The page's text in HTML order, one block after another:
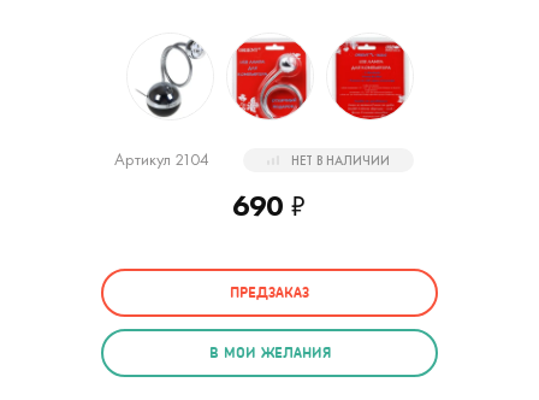
Артикул 2104 НЕТ В НАЛИЧИИ
690 ₽
ПРЕДЗАКАЗ
В МОИ ЖЕЛАНИЯ